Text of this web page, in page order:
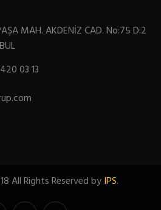
MAH. AKDENİZ CAD. No:75 D:2
03 13
All Rights Reserved byIPS.